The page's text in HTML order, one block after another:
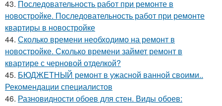
43. Последовательность работ при ремонте в
новостройке. Последовательность работ при ремонте
квартиры в новостройке
44. Сколько времени необходимо на ремонт в
новостройке. Сколько времени займет ремонт в
квартире с черновой отделкой?
45. БЮДЖЕТНЫЙ ремонт в ужасной ванной своими..
Рекомендации специалистов
46. Разновидности обоев для стен. Виды обоев: